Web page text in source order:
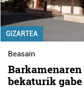
GIZARTEA
Beasain
bekaturik